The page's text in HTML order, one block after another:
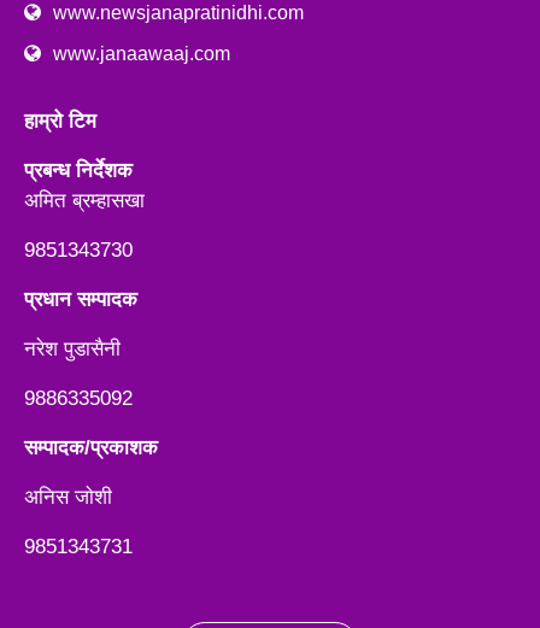
www.newsjanapratinidhi.com
www.janaawaaj.com
हाम्रो टिम
प्रबन्ध निर्देशक
अमित ब्रम्हासखा
9851343730
प्रधान सम्पादक
नरेश पुडासैनी
9886335092
सम्पादक/प्रकाशक
अनिस जाेशी
9851343731